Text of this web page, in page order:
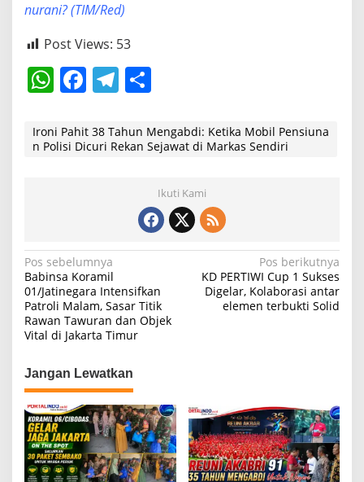
nurani? (TIM/Red)
Post Views: 53
W
at
s
F
c
e
k
T
e
gr
m
ar
e
Ironi Pahit 38 Tahun Mengabdi: Ketika Mobil Pensiuna
n Polisi Dicuri Rekan Sejawat di Markas Sendiri
Ikuti Kami
N
a
v
i
a
s
i
p
o
Pos sebelumnya
Babinsa Koramil
01/Jatinegara Intensifkan
Patroli Malam, Sasar Titik
Rawan Tawuran dan Objek
Vital di Jakarta Timur
Pos berikutnya
KD PERTIWI Cup 1 Sukses
Digelar, Kolaborasi antar
elemen terbukti Solid
Jangan Lewatkan